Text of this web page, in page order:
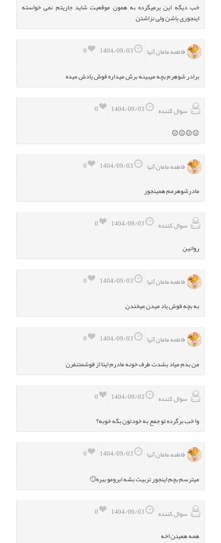
خب دیگه این برمیگرده به همون موقعیت شاید جاریتم نمی خواسته
اینجوری باشن ولی نزاشتن
0
فاطمه مامان آنیا
برادر شوهرم بچه میبینه برش میداره فوش یادش میده
0
سوال کننده
😐😐😐😐
0
فاطمه مامان آنیا
مادرشوهرمم همینجور
0
سوال کننده
روانین
0
فاطمه مامان آنیا
به بچه فوش یاد میدن میخندن
0
فاطمه مامان آنیا
من بدم میاد بشدت طرف خونه مادرم اینا از فوشمتنفرن
0
سوال کننده
وا خب برگرده تو جمع به خودتون بگه خوبه؟
0
فاطمه مامان آنیا
میترسم بچم اینجور تربیت بشه ابرومو ببره🙄
0
سوال کننده
همه همینن اخه